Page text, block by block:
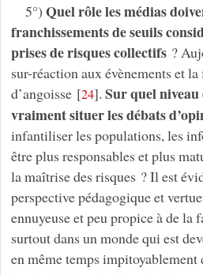
5°) Quel rôle les médias
franchissements de seuils
prises de risques collectifs?
sur-réaction aux évènements et
d’angoisse[24]. Sur quel
vraiment situer les débats
infantiliser les populations, les
être plus responsables et plus
la maîtrise des risques ? Il est
perspective pédagogique et
ennuyeuse et peu propice à de la
surtout dans un monde qui est
en même temps